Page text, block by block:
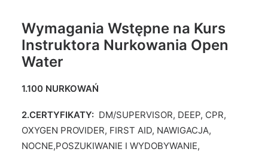
Wymagania Wstępne na Kurs
Instruktora Nurkowania Open
Water
1.100 NURKOWAŃ
2.CERTYFIKATY: DM/SUPERVISOR, DEEP, CPR,
OXYGEN PROVIDER, FIRST AID, NAWIGACJA,
NOCNE,POSZUKIWANIE I WYDOBYWANIE,